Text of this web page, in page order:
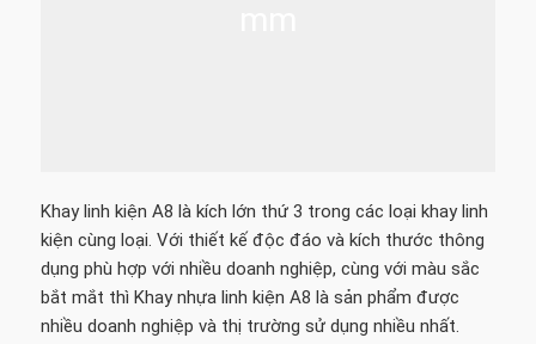
Khay linh kiện A8 là kích lớn thứ 3 trong các loại khay linh
kiện cùng loại. Với thiết kế độc đáo và kích thước thông
dụng phù hợp với nhiều doanh nghiệp, cùng với màu sắc
bắt mắt thì Khay nhựa linh kiện A8 là sản phẩm được
nhiều doanh nghiệp và thị trường sử dụng nhiều nhất.